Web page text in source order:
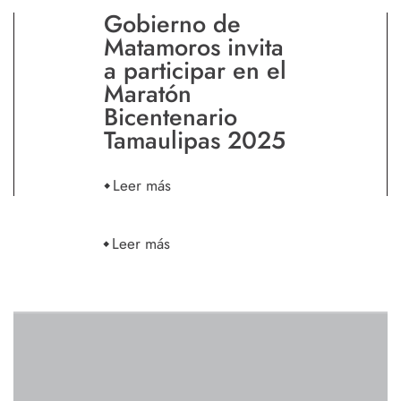
Gobierno de
Matamoros invita
a participar en el
Maratón
Bicentenario
Tamaulipas 2025
Leer más
Leer más